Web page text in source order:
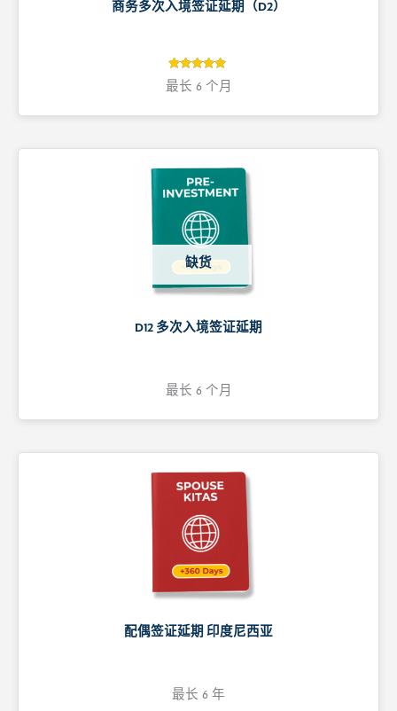
商务多次入境签证延期（D2）
评级
5
5
最长 6 个月
缺货
D12 多次入境签证延期
最长 6 个月
配偶签证延期 印度尼西亚
最长 6 年